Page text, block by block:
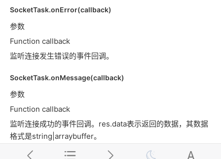
SocketTask.onError(callback)
参数
Function callback
监听连接发生错误的事件回调。
SocketTask.onMessage(callback)
参数
Function callback
监听连接成功的事件回调。res.data表示返回的数据，其数据
格式是string|arraybuffer。
tt.connectSocket 无标题文章